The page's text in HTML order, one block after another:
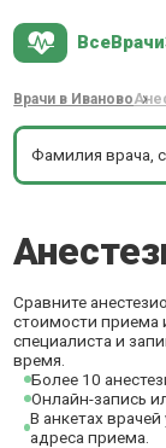
Врачи в Иваново
Сравните
стоимости приема
специалиста и
время.
Более 10
Онлайн-запись
В анкетах
адреса приема.